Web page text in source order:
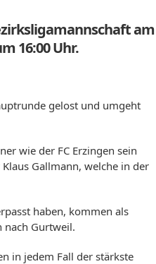
am
16:00 Uhr.
gelost und umgeht
wie der FC Erzingen sein
Gallmann, welche in der
haben, kommen als
nach Gurtweil.
in jedem Fall der stärkste